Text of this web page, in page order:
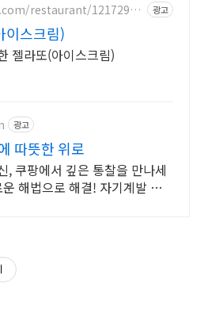
restaurant/12172951
광고
이스크림)
젤라또(아이스크림)
광고
따뜻한 위로
, 쿠팡에서 깊은 통찰을 만나세
해법으로 해결! 자기계발 도